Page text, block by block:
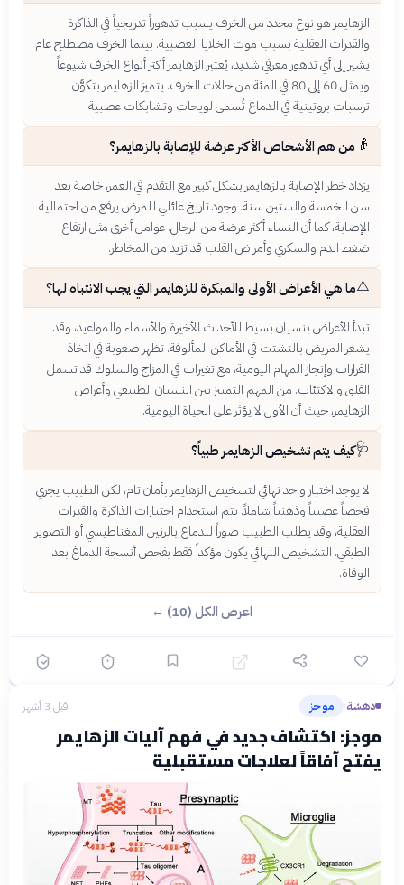
الزهايمر هو نوع محدد من الخرف يسبب تدهوراً تدريجياً في الذاكرة
والقدرات العقلية بسبب موت الخلايا العصبية. بينما الخرف مصطلح عام
يشير إلى أي تدهور معرفي شديد، يُعتبر الزهايمر أكثر أنواع الخرف شيوعاً
ويمثل 60 إلى 80 في المئة من حالات الخرف. يتميز الزهايمر بتكوُّن
ترسبات بروتينية في الدماغ تُسمى لويحات وتشابكات عصبية.
👴 من هم الأشخاص الأكثر عرضة للإصابة بالزهايمر؟
يزداد خطر الإصابة بالزهايمر بشكل كبير مع التقدم في العمر، خاصة بعد
سن الخمسة والستين سنة. وجود تاريخ عائلي للمرض يرفع من احتمالية
الإصابة، كما أن النساء أكثر عرضة من الرجال. عوامل أخرى مثل ارتفاع
ضغط الدم والسكري وأمراض القلب قد تزيد من المخاطر.
⚠️ما هي الأعراض الأولى والمبكرة للزهايمر التي يجب الانتباه لها؟
تبدأ الأعراض بنسيان بسيط للأحداث الأخيرة والأسماء والمواعيد، وقد
يشعر المريض بالتشتت في الأماكن المألوفة. تظهر صعوبة في اتخاذ
القرارات وإنجاز المهام اليومية، مع تغيرات في المزاج والسلوك قد تشمل
القلق والاكتئاب. من المهم التمييز بين النسيان الطبيعي وأعراض
الزهايمر، حيث أن الأول لا يؤثر على الحياة اليومية.
🩺كيف يتم تشخيص الزهايمر طبياً؟
لا يوجد اختبار واحد نهائي لتشخيص الزهايمر بأمان تام، لكن الطبيب يجري
فحصاً عصبياً وذهنياً شاملاً. يتم استخدام اختبارات الذاكرة والقدرات
العقلية، وقد يطلب الطبيب صوراً للدماغ بالرنين المغناطيسي أو التصوير
الطبقي. التشخيص النهائي يكون مؤكداً فقط بفحص أنسجة الدماغ بعد
الوفاة.
اعرض الكل (10) ←
دهشة› موجز قبل 3 أشهر
موجز: اكتشاف جديد في فهم آليات الزهايمر
يفتح آفاقاً لعلاجات مستقبلية